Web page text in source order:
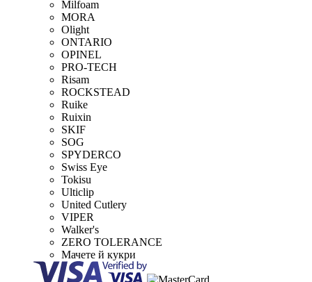
Milfoam
MORA
Olight
ONTARIO
OPINEL
PRO-TECH
Risam
ROCKSTEAD
Ruike
Ruixin
SKIF
SOG
SPYDERCO
Swiss Eye
Tokisu
Ulticlip
United Cutlery
VIPER
Walker's
ZERO TOLERANCE
Мачете й кукри